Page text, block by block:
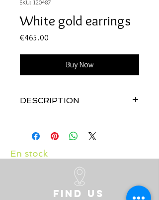
SKU: 120487
White gold earrings
€465.00
Buy Now
DESCRIPTION
Diamants: 2 x 0.07 carat
Disponibles dans d'autres tailles de
diamants
En stock
Find us